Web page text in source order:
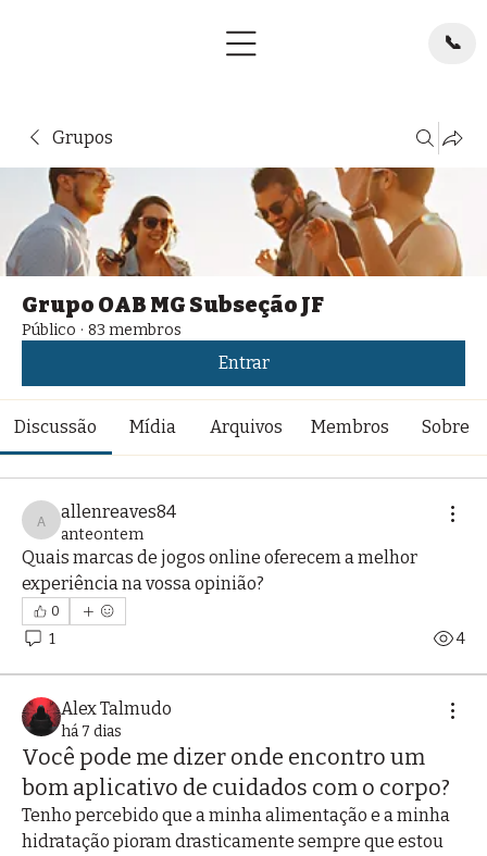
📞
Grupos
Grupo OAB MG Subseção JF
Público · 83 membros
Entrar
Discussão Mídia Arquivos Membros Sobre
allenreaves84
allenreaves84
anteontem
Quais marcas de jogos online oferecem a melhor
experiência na vossa opinião?
0
1 4
Alex Talmudo
há 7 dias
Você pode me dizer onde encontro um
bom aplicativo de cuidados com o corpo?
Tenho percebido que a minha alimentação e a minha
hidratação pioram drasticamente sempre que estou